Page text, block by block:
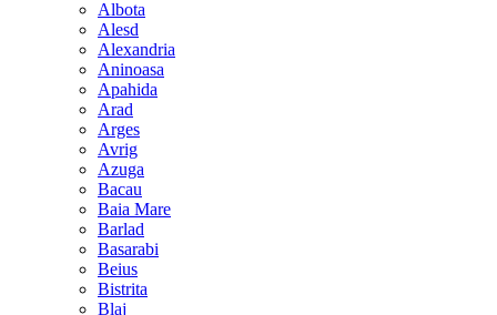
Albota
Alesd
Alexandria
Aninoasa
Apahida
Arad
Arges
Avrig
Azuga
Bacau
Baia Mare
Barlad
Basarabi
Beius
Bistrita
Blaj